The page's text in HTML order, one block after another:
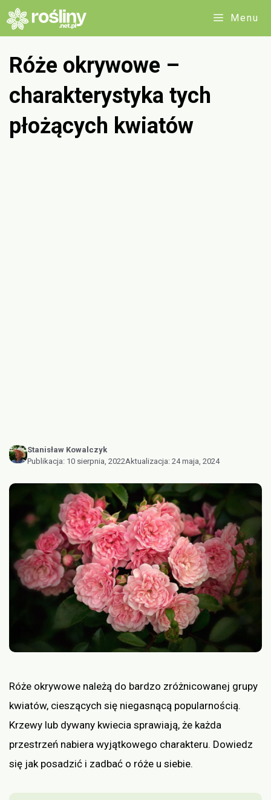
Przejdź
do
Menu
Róże okrywowe –
charakterystyka tych
płożących kwiatów
Stanisław Kowalczyk
Publikacja: 10 sierpnia, 2022Aktualizacja: 24 maja, 2024
Róże okrywowe należą do bardzo zróżnicowanej grupy
kwiatów, cieszących się niegasnącą popularnością.
Krzewy lub dywany kwiecia sprawiają, że każda
przestrzeń nabiera wyjątkowego charakteru. Dowiedz
się jak posadzić i zadbać o róże u siebie.